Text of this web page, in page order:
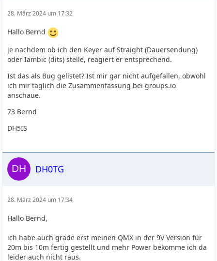
28. März 2024 um 17:32
Hallo Bernd
je nachdem ob ich den Keyer auf Straight (Dauersendung)
oder Iambic (dits) stelle, reagiert er entsprechend.
Ist das als Bug gelistet? Ist mir gar nicht aufgefallen, obwohl
ich mir täglich die Zusammenfassung bei groups.io
anschaue.
73 Bernd
DH5IS
DH0TG
28. März 2024 um 17:34
Hallo Bernd,
ich habe auch grade erst meinen QMX in der 9V Version für
20m bis 10m fertig gestellt und mehr Power bekomme ich da
leider auch nicht raus.